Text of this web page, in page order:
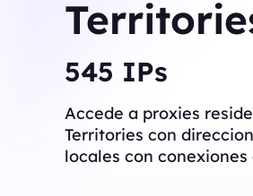
545 IPs
Accede a proxies
Territories con
locales con